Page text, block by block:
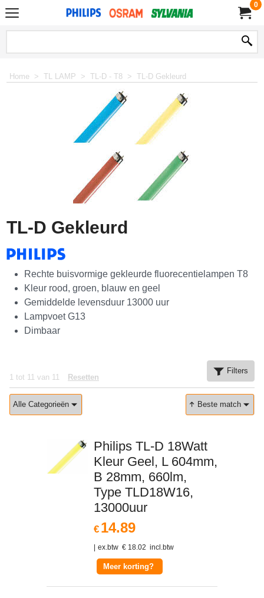
0
Home > TL LAMP > TL-D - T8 > TL-D Gekleurd
TL-D Gekleurd
Rechte buisvormige gekleurde fluorecentielampen T8
Kleur rood, groen, blauw en geel
Gemiddelde levensduur 13000 uur
Lampvoet G13
Dimbaar
1 tot 11 van 11 Resetten
Filters
Alle Categorieën Beste match
Philips TL-D 18Watt
Kleur Geel, L 604mm,
B 28mm, 660lm,
Type TLD18W16,
13000uur
€ 14.89
ex.btw € 18.02 incl.btw
Meer korting?